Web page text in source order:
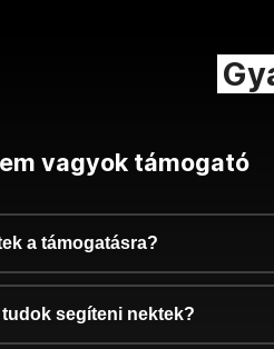
vagyok támogató
a támogatásra?
segíteni nektek?